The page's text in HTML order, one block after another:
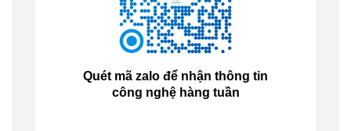
Quét mã zalo để nhận thông tin
công nghệ hàng tuần